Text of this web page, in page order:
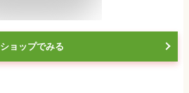
ショップでみる